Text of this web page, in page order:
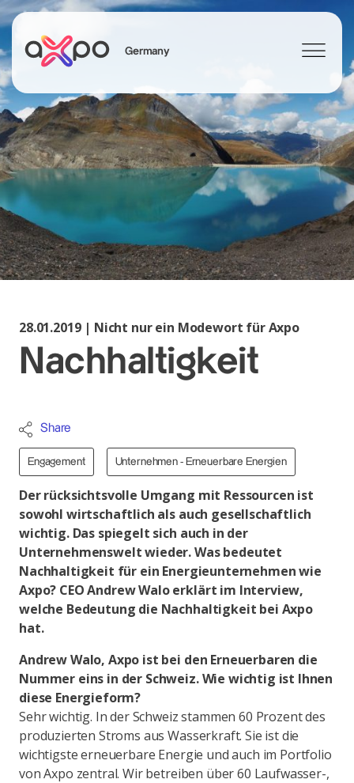
Germany
Search
Axpo Group
28.01.2019 | Nicht nur ein Modewort für Axpo
Nachhaltigkeit
Share
Engagement Unternehmen - Erneuerbare Energien
Der rücksichtsvolle Umgang mit Ressourcen ist
sowohl wirtschaftlich als auch gesellschaftlich
wichtig. Das spiegelt sich auch in der
Unternehmenswelt wieder. Was bedeutet
Nachhaltigkeit für ein Energieunternehmen wie
Axpo? CEO Andrew Walo erklärt im Interview,
welche Bedeutung die Nachhaltigkeit bei Axpo
hat.
Andrew Walo, Axpo ist bei den Erneuerbaren die
Nummer eins in der Schweiz. Wie wichtig ist Ihnen
diese Energieform?
Sehr wichtig. In der Schweiz stammen 60 Prozent des
produzierten Stroms aus Wasserkraft. Sie ist die
wichtigste erneuerbare Energie und auch im Portfolio
von Axpo zentral. Wir betreiben über 60 Laufwasser-,